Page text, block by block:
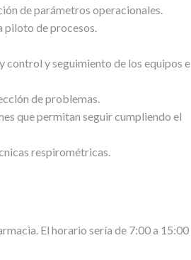
de parámetros operacionales.
de procesos.
control y seguimiento de los equipos e
de problemas.
que permitan seguir cumpliendo el
respirométricas.
El horario sería de 7:00 a 15:00